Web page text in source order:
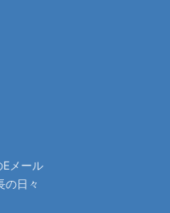
メール
の日々